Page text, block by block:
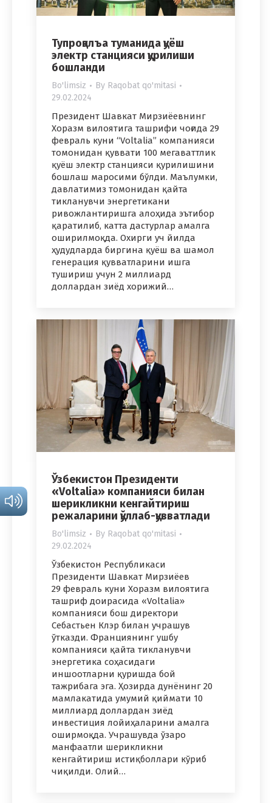
Тупроққалъа туманида қуёш
электр станцияси қурилиши
бошланди
Bo'limsiz By Raqobat qo'mitasi
29.02.2024
Президент Шавкат Мирзиёевнинг
Хоразм вилоятига ташрифи чоғида 29
февраль куни “Voltalia” компанияси
томонидан қуввати 100 мегаваттлик
қуёш электр станцияси қурилишини
бошлаш маросими бўлди. Маълумки,
давлатимиз томонидан қайта
тикланувчи энергетикани
ривожлантиришга алоҳида эътибор
қаратилиб, катта дастурлар амалга
оширилмоқда. Охирги уч йилда
ҳудудларда биргина қуёш ва шамол
генерация қувватларини ишга
тушириш учун 2 миллиард
доллардан зиёд хорижий…
Ўзбекистон Президенти
«Voltalia» компанияси билан
шерикликни кенгайтириш
режаларини қўллаб-қувватлади
Bo'limsiz By Raqobat qo'mitasi
29.02.2024
Ўзбекистон Республикаси
Президенти Шавкат Мирзиёев
29 февраль куни Хоразм вилоятига
ташриф доирасида «Voltalia»
компанияси бош директори
Себастьен Клэр билан учрашув
ўтказди. Франциянинг ушбу
компанияси қайта тикланувчи
энергетика соҳасидаги
иншоотларни қуришда бой
тажрибага эга. Ҳозирда дунёнинг 20
мамлакатида умумий қиймати 10
миллиард доллардан зиёд
инвестиция лойиҳаларини амалга
оширмоқда. Учрашувда ўзаро
манфаатли шерикликни
кенгайтириш истиқболлари кўриб
чиқилди. Олий…